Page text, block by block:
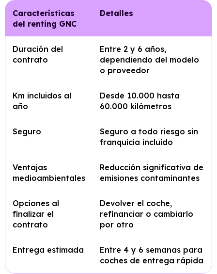
Características
del renting GNC
Detalles
Duración del
contrato
Entre 2 y 6 años,
dependiendo del modelo
o proveedor
Km incluidos al
año
Desde 10.000 hasta
60.000 kilómetros
Seguro
Seguro a todo riesgo sin
franquicia incluido
Ventajas
medioambientales
Reducción significativa de
emisiones contaminantes
Opciones al
finalizar el
contrato
Devolver el coche,
refinanciar o cambiarlo
por otro
Entrega estimada
Entre 4 y 6 semanas para
coches de entrega rápida